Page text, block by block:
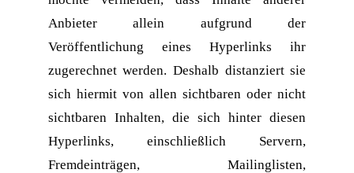
Anbieter allein aufgrund der
Veröffentlichung eines Hyperlinks ihr
zugerechnet werden. Deshalb distanziert sie
sich hiermit von allen sichtbaren oder nicht
sichtbaren Inhalten, die sich hinter diesen
Hyperlinks, einschließlich Servern,
Fremdeinträgen, Mailinglisten,